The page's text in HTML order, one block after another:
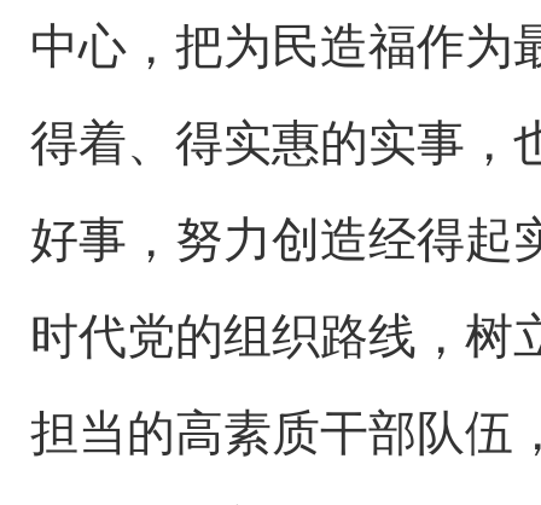
中心，把为民造福作为
得着、得实惠的实事，
好事，努力创造经得起
时代党的组织路线，树
担当的高素质干部队伍